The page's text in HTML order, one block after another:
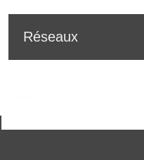
Réseaux